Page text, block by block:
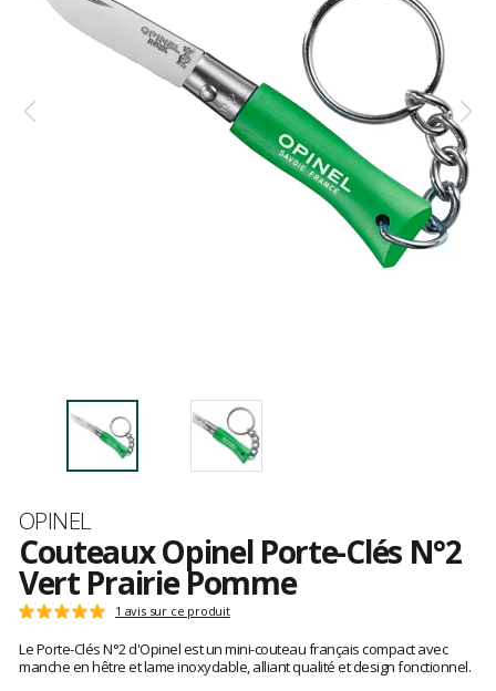
Marque
OPINEL
Couteaux Opinel Porte-Clés N°2
Vert Prairie Pomme
Les
clients
Note
:
5
sur
1 avis sur ce produit
Le Porte-Clés N°2 d'Opinel est un mini-couteau français compact avec
manche en hêtre et lame inoxydable, alliant qualité et design fonctionnel.